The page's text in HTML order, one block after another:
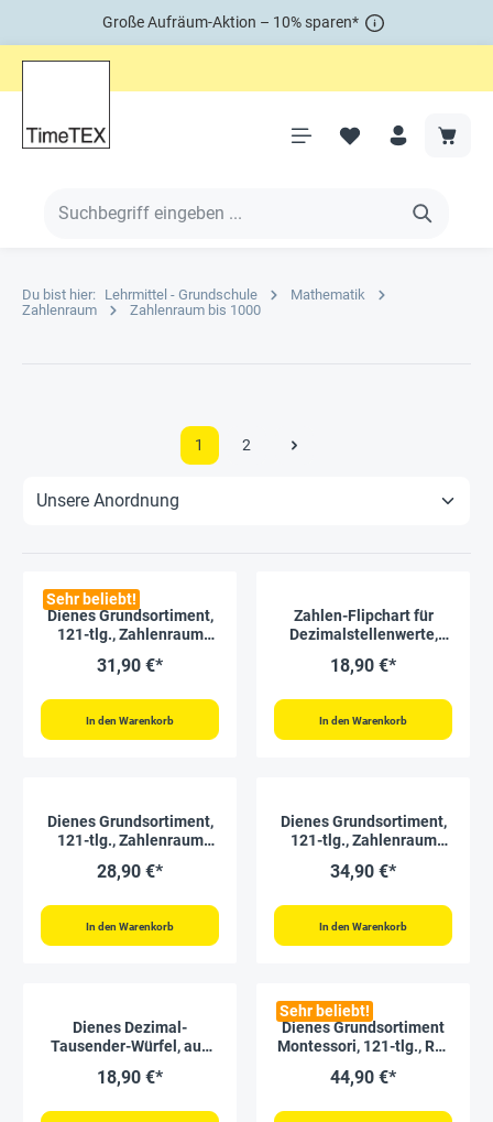
Große Aufräum-Aktion – 10% sparen*
Du bist hier: Lehrmittel - Grundschule
Mathematik
Zahlenraum
Zahlenraum bis 1000
1 2
Sehr beliebt!
Dienes Grundsortiment,
121-tlg., Zahlenraum
31,90 €*
In den Warenkorb
Zahlen-Flipchart für
Dezimalstellenwerte,
18,90 €*
In den Warenkorb
Dienes Grundsortiment,
121-tlg., Zahlenraum
Box
28,90 €*
In den Warenkorb
Dienes Grundsortiment,
121-tlg., Zahlenraum
Stapel-Box
34,90 €*
In den Warenkorb
Dienes Dezimal-
Tausender-Würfel, aus
18,90 €*
Sehr beliebt!
Dienes Grundsortiment
Montessori, 121-tlg., RE-
Premium"
44,90 €*